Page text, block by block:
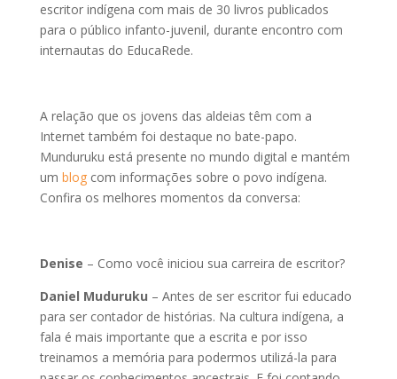
escritor indígena com mais de 30 livros publicados
para o público infanto-juvenil, durante encontro com
internautas do EducaRede.
A relação que os jovens das aldeias têm com a
Internet também foi destaque no bate-papo.
Munduruku está presente no mundo digital e mantém
um blogcom informações sobre o povo indígena.
Confira os melhores momentos da conversa:
Denise – Como você iniciou sua carreira de escritor?
Daniel Muduruku – Antes de ser escritor fui educado
para ser contador de histórias. Na cultura indígena, a
fala é mais importante que a escrita e por isso
treinamos a memória para podermos utilizá-la para